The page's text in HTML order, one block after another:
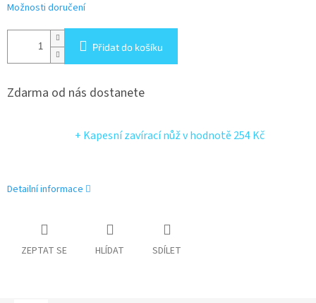
Možnosti doručení
Přidat do košíku
Zdarma od nás dostanete
+ Kapesní zavírací nůžv hodnotě 254 Kč
Detailní informace
ZEPTAT SE HLÍDAT SDÍLET